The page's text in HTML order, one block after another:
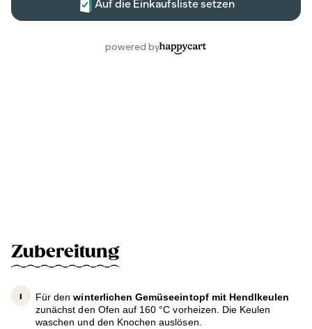
Zubereitung
Für denwinterlichen Gemüseeintopf mit Hendlkeulen
zunächst den Ofen auf 160 °C vorheizen. Die Keulen
waschen und den Knochen auslösen.